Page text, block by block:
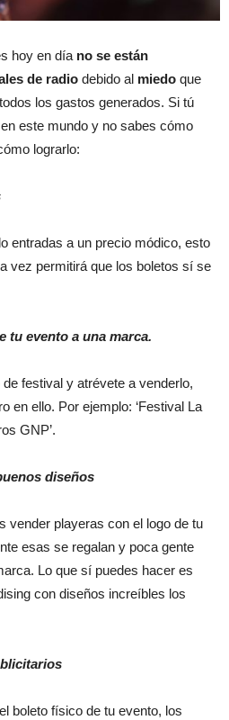
hoy en día no se están
de radio debido al miedo que
los gastos generados. Si tú
este mundo y no sabes cómo
lograrlo:
entradas a un precio módico, esto
vez permitirá que los boletos sí se
tu evento a una marca.
festival y atrévete a venderlo,
en ello. Por ejemplo: ‘Festival La
GNP’.
diseños
vender playeras con el logo de tu
esas se regalan y poca gente
Lo que sí puedes hacer es
con diseños increíbles los
boleto físico de tu evento, los